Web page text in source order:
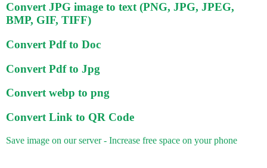
Convert JPG image to text (PNG, JPG, JPEG,
BMP, GIF, TIFF)
Convert Pdf to Doc
Convert Pdf to Jpg
Convert webp to png
Convert Link to QR Code
Save image on our server - Increase free space on your phone